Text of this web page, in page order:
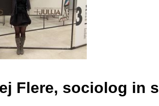
Flere, sociolog in